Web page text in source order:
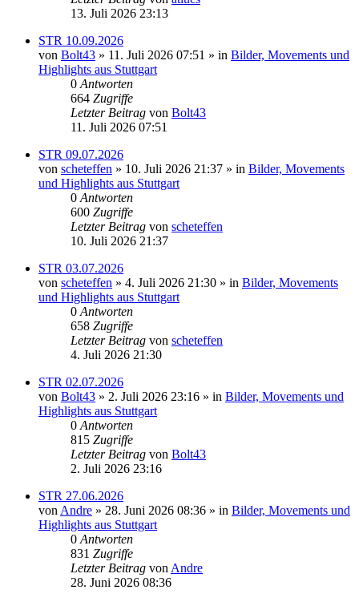
13. Juli 2026 23:13
STR 10.09.2026
von Bolt43 » 11. Juli 2026 07:51 » in Bilder, Movements und
Highlights aus Stuttgart
0 Antworten
664 Zugriffe
Letzter Beitrag von Bolt43
11. Juli 2026 07:51
STR 09.07.2026
von scheteffen » 10. Juli 2026 21:37 » in Bilder, Movements
und Highlights aus Stuttgart
0 Antworten
600 Zugriffe
Letzter Beitrag von scheteffen
10. Juli 2026 21:37
STR 03.07.2026
von scheteffen » 4. Juli 2026 21:30 » in Bilder, Movements
und Highlights aus Stuttgart
0 Antworten
658 Zugriffe
Letzter Beitrag von scheteffen
4. Juli 2026 21:30
STR 02.07.2026
von Bolt43 » 2. Juli 2026 23:16 » in Bilder, Movements und
Highlights aus Stuttgart
0 Antworten
815 Zugriffe
Letzter Beitrag von Bolt43
2. Juli 2026 23:16
STR 27.06.2026
von Andre » 28. Juni 2026 08:36 » in Bilder, Movements und
Highlights aus Stuttgart
0 Antworten
831 Zugriffe
Letzter Beitrag von Andre
28. Juni 2026 08:36